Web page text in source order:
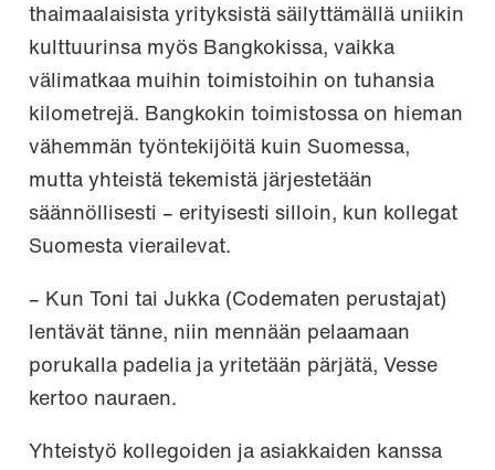
thaimaalaisista yrityksistä säilyttämällä uniikin
kulttuurinsa myös Bangkokissa, vaikka
välimatkaa muihin toimistoihin on tuhansia
kilometrejä. Bangkokin toimistossa on hieman
vähemmän työntekijöitä kuin Suomessa,
mutta yhteistä tekemistä järjestetään
säännöllisesti – erityisesti silloin, kun kollegat
Suomesta vierailevat.
– Kun Toni tai Jukka (Codematen perustajat)
lentävät tänne, niin mennään pelaamaan
porukalla padelia ja yritetään pärjätä, Vesse
kertoo nauraen.
Yhteistyö kollegoiden ja asiakkaiden kanssa